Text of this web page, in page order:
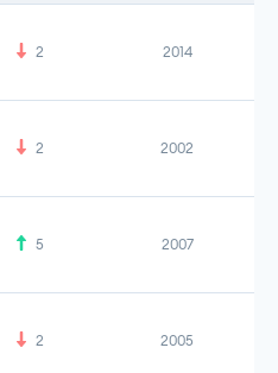
2 2014
2 2002
5 2007
2 2005